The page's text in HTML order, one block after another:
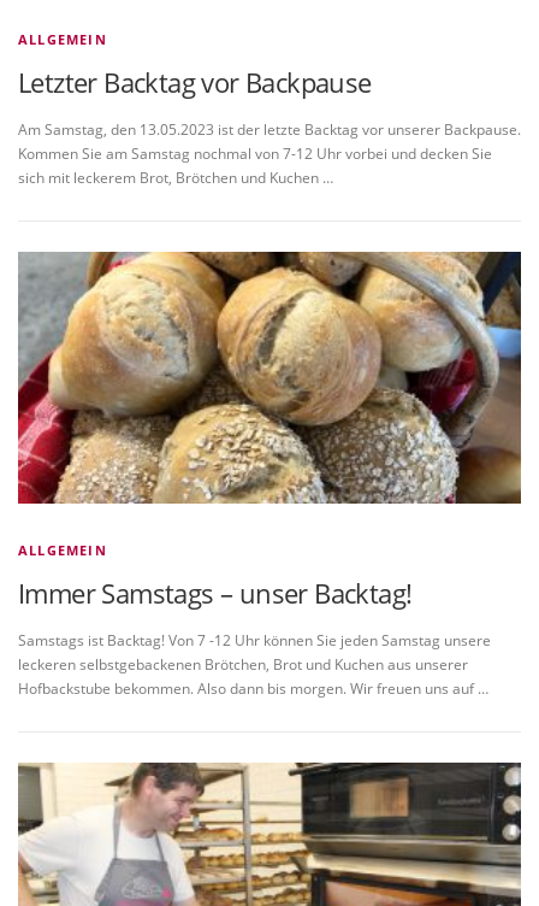
ALLGEMEIN
Letzter Backtag vor Backpause
Am Samstag, den 13.05.2023 ist der letzte Backtag vor unserer Backpause.
Kommen Sie am Samstag nochmal von 7-12 Uhr vorbei und decken Sie
sich mit leckerem Brot, Brötchen und Kuchen …
ALLGEMEIN
Immer Samstags – unser Backtag!
Samstags ist Backtag! Von 7 -12 Uhr können Sie jeden Samstag unsere
leckeren selbstgebackenen Brötchen, Brot und Kuchen aus unserer
Hofbackstube bekommen. Also dann bis morgen. Wir freuen uns auf …